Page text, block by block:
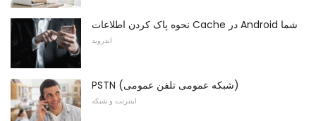
نحوه پاک کردن اطلاعات Cache در Android شما
اندروید
PSTN (شبکه عمومی تلفن عمومی)
اینترنت و شبکه